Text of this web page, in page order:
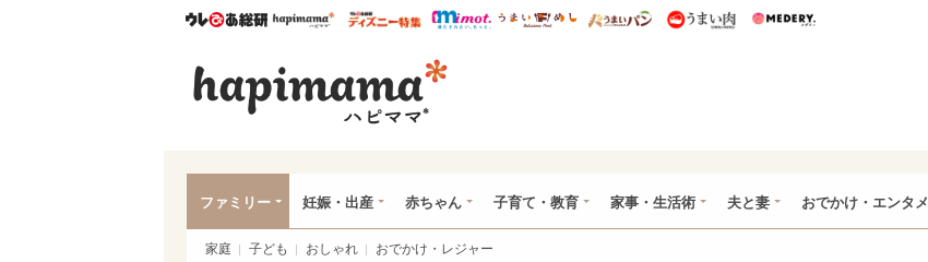
ウレぴあ総研ハピママ* ウレぴあ総研 ディズニー特集
mimot. うまいめし うまいパン うまい肉
ファミリー 妊娠・出産 赤ちゃん 子育て・教育 家事・生活術 夫と妻 おでかけ・エンタメ
家庭 子ども おしゃれ おでかけ・レジャー